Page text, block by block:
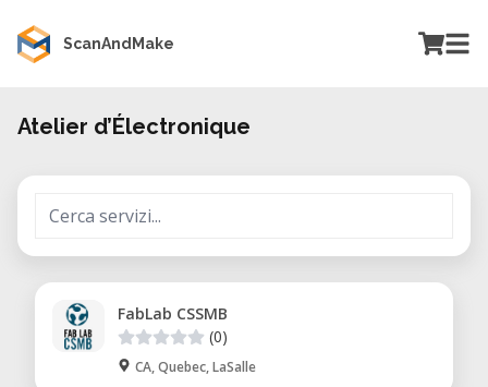
ScanAndMake
Atelier d’Électronique
FabLab CSSMB
(0)
CA, Quebec, LaSalle